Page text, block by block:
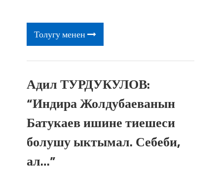
Толугу менен
Адил ТУРДУКУЛОВ:
“Индира Жолдубаеванын
Батукаев ишине тиешеси
болушу ыктымал. Себеби,
ал…”